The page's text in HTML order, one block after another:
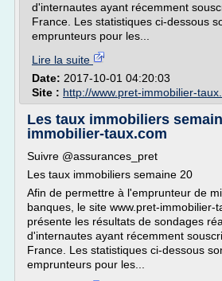
d'internautes ayant récemment
France. Les statistiques ci-dessous
emprunteurs pour les...
Lire la suite
Date: 2017-10-01 04:20:03
Site : http://www.pret-immobilier-
Les taux immobiliers
immobilier-taux.com
Suivre @assurances_pret
Les taux immobiliers semaine 20
Afin de permettre à l'emprunteur de
banques, le site www.pret-immobilier-
présente les résultats de sondages
d'internautes ayant récemment
France. Les statistiques ci-dessous
emprunteurs pour les...